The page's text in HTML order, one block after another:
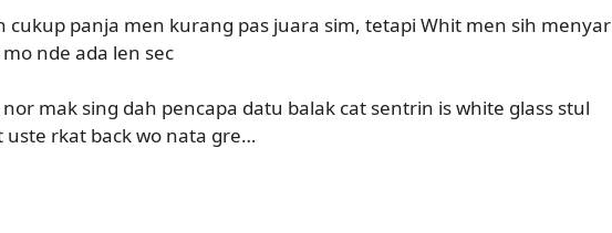
cukup panja men kurang pas juara sim, tetapi Whit men sih menyar
nde ada len sec
mak sing dah pencapa datu balak cat sentrin is white glass stul
uste rkat back wo nata gre…